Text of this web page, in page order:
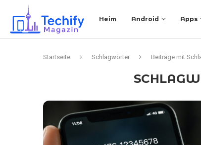
Heim Android Apps
Startseite Schlagwörter Beiträge mit